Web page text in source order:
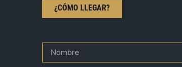
¿CÓMO LLEGAR?